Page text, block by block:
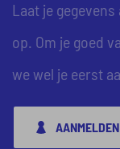
Laat je
op. Om je goed
we wel je eerst
AANMELDEN